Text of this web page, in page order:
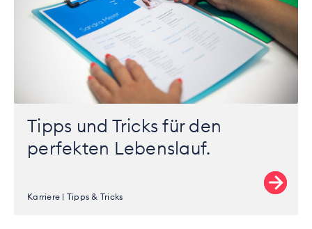
Tipps und Tricks für den
perfekten Lebenslauf.
Karriere Tipps & Tricks